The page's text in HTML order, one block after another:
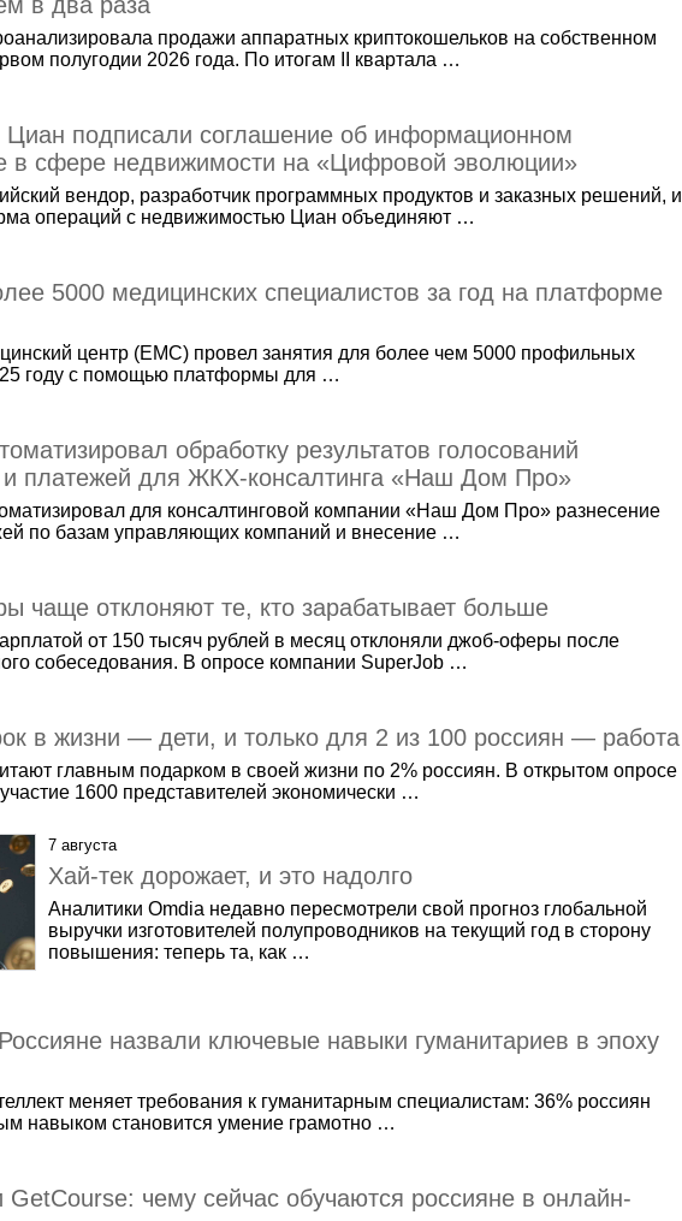
продажи аппаратных криптокошельков на собственном
полугодии 2026 года. По итогам II квартала …
подписали соглашение об информационном
в сфере недвижимости на «Цифровой эволюции»
вендор, разработчик программных продуктов и заказных решений, и
операций с недвижимостью Циан объединяют …
5000 медицинских специалистов за год на платформе
центр (EMC) провел занятия для более чем 5000 профильных
году с помощью платформы для …
обработку результатов голосований
и платежей для ЖКХ-консалтинга «Наш Дом Про»
для консалтинговой компании «Наш Дом Про» разнесение
по базам управляющих компаний и внесение …
чаще отклоняют те, кто зарабатывает больше
от 150 тысяч рублей в месяц отклоняли джоб-оферы после
собеседования. В опросе компании SuperJob …
в жизни — дети, и только для 2 из 100 россиян — работа
главным подарком в своей жизни по 2% россиян. В открытом опросе
1600 представителей экономически …
7 августа
Хай-тек дорожает, и это надолго
Аналитики Omdia недавно пересмотрели свой прогноз глобальной
выручки изготовителей полупроводников на текущий год в сторону
повышения: теперь та, как …
назвали ключевые навыки гуманитариев в эпоху
меняет требования к гуманитарным специалистам: 36% россиян
навыком становится умение грамотно …
GetCourse: чему сейчас обучаются россияне в онлайн-